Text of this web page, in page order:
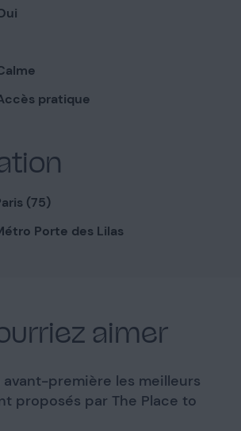
1
pratique
(75)
Porte des Lilas
aimer
première les meilleurs
proposés par The Place to